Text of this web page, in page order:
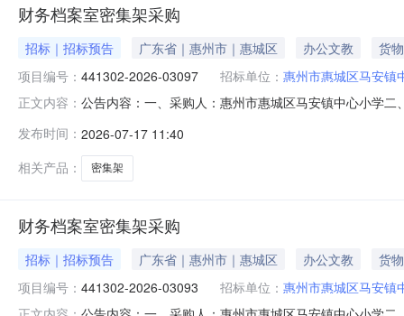
财务档案室密集架采购
招标｜招标预告 广东省｜惠州市｜惠城区 办公文教
货物
项目编号： 441302-2026-03097 招标单位： 惠州市惠城区马安镇
正文内容： 公告内容：一、采购人：惠州市惠城区马安镇中心小学
发布时间： 2026-07-17 11:40
相关产品：
密集架
财务档案室密集架采购
招标｜招标预告 广东省｜惠州市｜惠城区 办公文教
货物
项目编号： 441302-2026-03093 招标单位： 惠州市惠城区马安镇